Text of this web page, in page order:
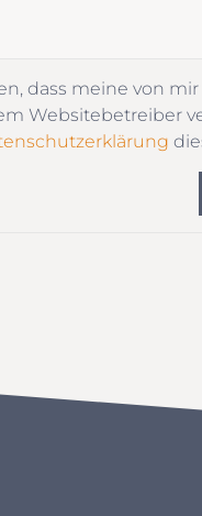
dass meine von
Websitebetreiber